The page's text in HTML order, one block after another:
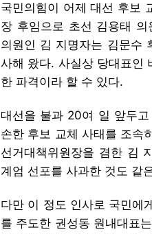
국민의힘이 어제 대선 후보
장 후임으로 초선 김용태
의원인 김 지명자는 김문수
사해 왔다. 사실상 당대표인
한 파격이라 할 수 있다.
대선을 불과 20여 일 앞두
손한 후보 교체 사태를 조속
선거대책위원장을 겸한 김
계엄 선포를 사과한 것도 같
다만 이 정도 인사로 국민에
를 주도한 권성동 원내대표